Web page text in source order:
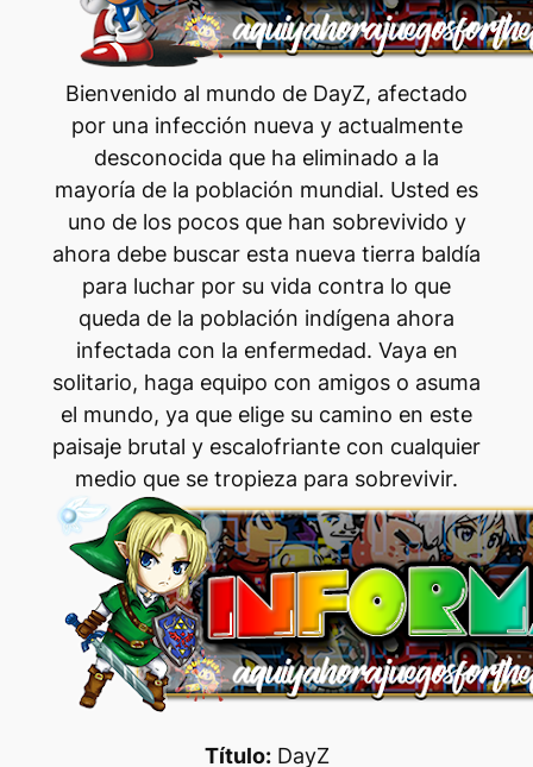
Bienvenido al mundo de DayZ, afectado
por una infección nueva y actualmente
desconocida que ha eliminado a la
mayoría de la población mundial. Usted es
uno de los pocos que han sobrevivido y
ahora debe buscar esta nueva tierra baldía
para luchar por su vida contra lo que
queda de la población indígena ahora
infectada con la enfermedad. Vaya en
solitario, haga equipo con amigos o asuma
el mundo, ya que elige su camino en este
paisaje brutal y escalofriante con cualquier
medio que se tropieza para sobrevivir.
Título:DayZ